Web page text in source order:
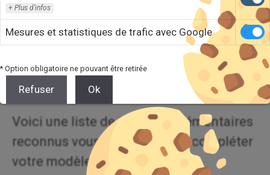
FAQ DU MODULE
Voici une liste de tags complémentaires
reconnus vous permettant de compléter
votre modèle ODT
Plus d'infos
Mesures et statistiques de trafic avec Google
* Option obligatoire ne pouvant être retirée
Refuser Ok